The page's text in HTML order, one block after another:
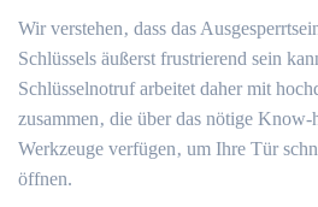
Wir verstehen‚ dass das
Schlüssels äußerst frustrierend sein
Schlüsselnotruf arbeitet daher mit
zusammen‚ die über das nötige
Werkzeuge verfügen‚ um Ihre Tür
öffnen.